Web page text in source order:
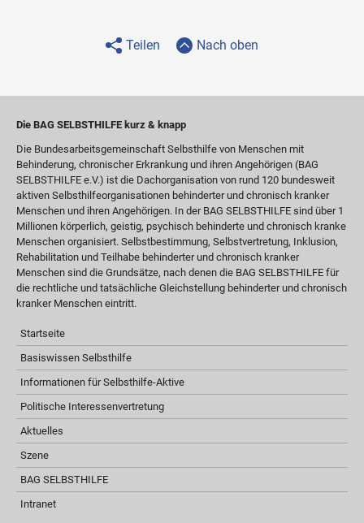
Teilen Nach oben
Die BAG SELBSTHILFE kurz & knapp
Die Bundesarbeitsgemeinschaft Selbsthilfe von Menschen mit
Behinderung, chronischer Erkrankung und ihren Angehörigen (BAG
SELBSTHILFE e.V.) ist die Dachorganisation von rund 120 bundesweit
aktiven Selbsthilfeorganisationen behinderter und chronisch kranker
Menschen und ihren Angehörigen. In der BAG SELBSTHILFE sind über 1
Millionen körperlich, geistig, psychisch behinderte und chronisch kranke
Menschen organisiert. Selbstbestimmung, Selbstvertretung, Inklusion,
Rehabilitation und Teilhabe behinderter und chronisch kranker
Menschen sind die Grundsätze, nach denen die BAG SELBSTHILFE für
die rechtliche und tatsächliche Gleichstellung behinderter und chronisch
kranker Menschen eintritt.
Startseite
Basiswissen Selbsthilfe
Informationen für Selbsthilfe-Aktive
Politische Interessenvertretung
Aktuelles
Szene
BAG SELBSTHILFE
Intranet